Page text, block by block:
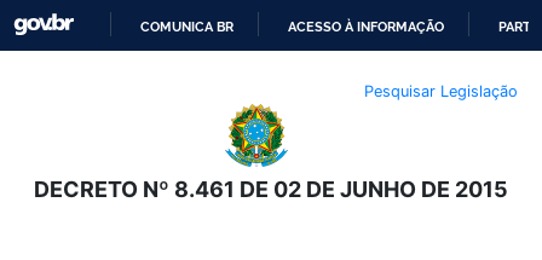
O
CONTEÚDO
COMUNICA BR ACESSO À INFORMAÇÃO
Pesquisar Legislação
DECRETO Nº 8.461 DE 02 DE JUNHO DE 2015